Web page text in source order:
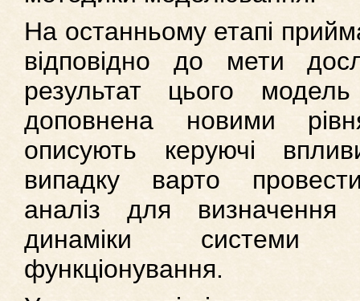
На останньому етапі
відповідно до мети
результат цього
доповнена новими
описують керуючі
випадку варто
аналіз для визначення
динаміки
функціонування.